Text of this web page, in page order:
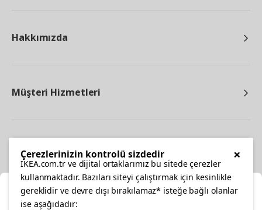
Hakkımızda
Müşteri Hizmetleri
×
Çerezlerinizin kontrolü sizdedir
IKEA.com.tr ve dijital ortaklarımız bu sitede çerezler
kullanmaktadır. Bazıları siteyi çalıştırmak için kesinlikle
gereklidir ve devre dışı bırakılamaz* isteğe bağlı olanlar
ise aşağıdadır: